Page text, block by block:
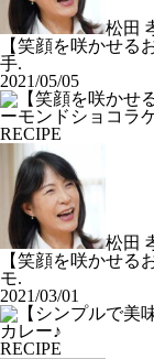
松田
【笑顔を咲かせる
手.
2021/05/05
RECIPE
松田
【笑顔を咲かせる
モ.
2021/03/01
RECIPE